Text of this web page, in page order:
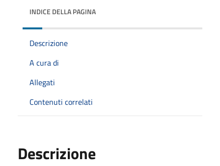
INDICE DELLA PAGINA
Descrizione
A cura di
Allegati
Contenuti correlati
Descrizione